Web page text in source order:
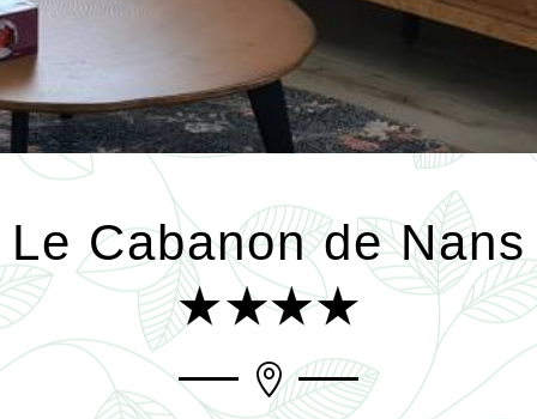
Le Cabanon de Nans
